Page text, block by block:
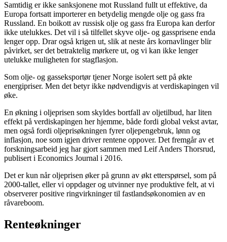
Samtidig er ikke sanksjonene mot Russland fullt ut effektive, da
Europa fortsatt importerer en betydelig mengde olje og gass fra
Russland. En boikott av russisk olje og gass fra Europa kan derfor
ikke utelukkes. Det vil i så tilfellet skyve olje- og gassprisene enda
lenger opp. Drar også krigen ut, slik at neste års kornavlinger blir
påvirket, ser det betraktelig mørkere ut, og vi kan ikke lenger
utelukke muligheten for stagflasjon.
Som olje- og gasseksportør tjener Norge isolert sett på økte
energipriser. Men det betyr ikke nødvendigvis at verdiskapingen vil
øke.
En økning i oljeprisen som skyldes bortfall av oljetilbud, har liten
effekt på verdiskapingen her hjemme, både fordi global vekst avtar,
men også fordi oljeprisøkningen fyrer oljepengebruk, lønn og
inflasjon, noe som igjen driver rentene oppover. Det fremgår av et
forskningsarbeid jeg har gjort sammen med Leif Anders Thorsrud,
publisert i Economics Journal i 2016.
Det er kun når oljeprisen øker på grunn av økt etterspørsel, som på
2000-tallet, eller vi oppdager og utvinner nye produktive felt, at vi
observerer positive ringvirkninger til fastlandsøkonomien av en
råvareboom.
Renteøkninger